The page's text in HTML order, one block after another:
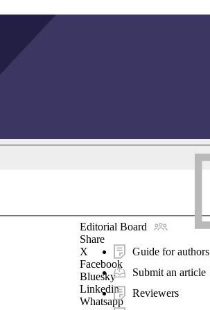
Editorial Board
Guide for authors
Submit an article
Reviewers
Share
X
Facebook
Bluesky
Linkedin
Whatsapp